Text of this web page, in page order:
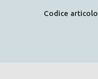
Codice articolo